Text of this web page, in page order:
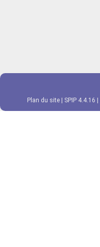
Plan du site SPIP 4.4.16